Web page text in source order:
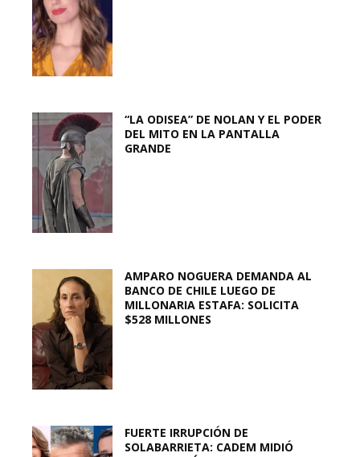
“LA ODISEA” DE NOLAN Y EL PODER
DEL MITO EN LA PANTALLA
GRANDE
AMPARO NOGUERA DEMANDA AL
BANCO DE CHILE LUEGO DE
MILLONARIA ESTAFA: SOLICITA
$528 MILLONES
FUERTE IRRUPCIÓN DE
SOLABARRIETA: CADEM MIDIÓ